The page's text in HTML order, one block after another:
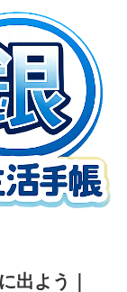
出よう｜